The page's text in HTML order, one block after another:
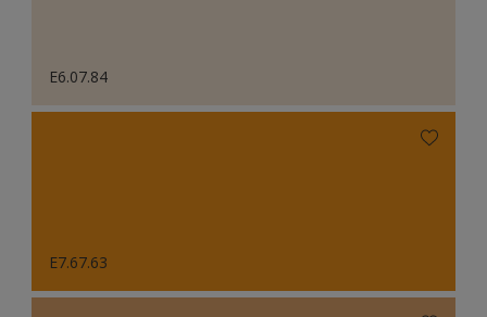
E6.07.84
E7.67.63